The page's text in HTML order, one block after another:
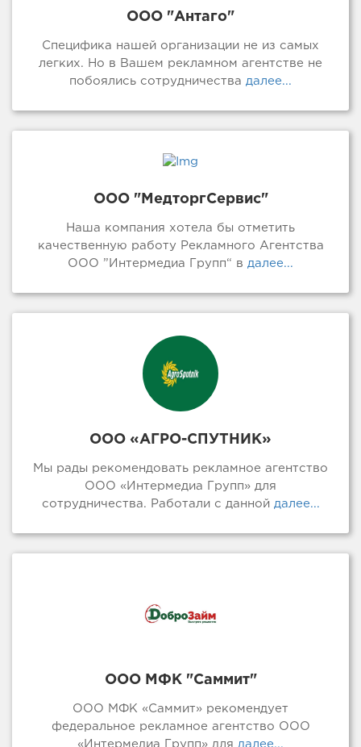
ООО "Антаго"
Специфика нашей организации не из самых
легких. Но в Вашем рекламном агентстве не
побоялись сотрудничества далее...
ООО "МедторгСервис"
Наша компания хотела бы отметить
качественную работу Рекламного Агентства
ООО ”Интермедиа Групп“ в далее...
ООО «АГРО-СПУТНИК»
Мы рады рекомендовать рекламное агентство
ООО «Интермедиа Групп» для
сотрудничества. Работали с даннойдалее...
ООО МФК "Саммит"
ООО МФК «Саммит» рекомендует
федеральное рекламное агентство ООО
«Интермедиа Групп» для далее...